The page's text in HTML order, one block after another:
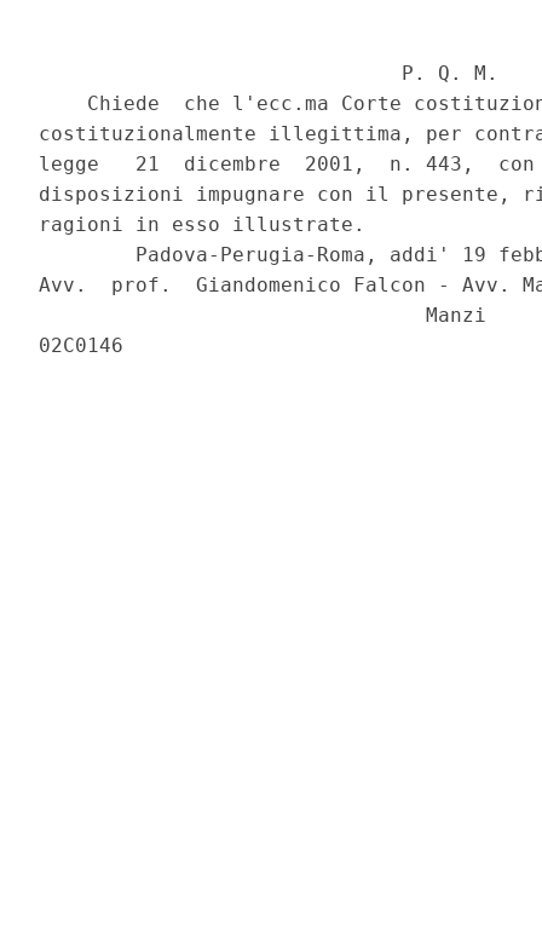
                              P. Q. M.
Chiede  che l'ecc.ma Corte
costituzionalmente illegittima, per
legge   21  dicembre  2001,  n. 443,
disposizioni impugnare con il
ragioni in esso illustrate.
Padova-Perugia-Roma, addi' 19
Avv.  prof.  Giandomenico Falcon - Avv.
                                Manzi